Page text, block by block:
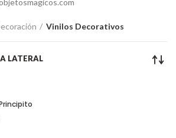
Vinilos Decorativos
LATERAL